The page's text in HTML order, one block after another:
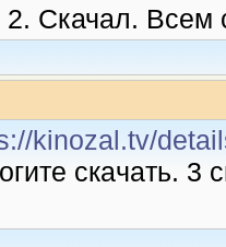
2. Скачал. Всем
kinozal.tv/
скaчaть. 3